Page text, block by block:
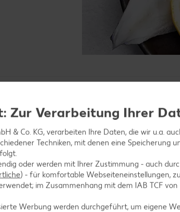
überwiegend gefangen wird. Es gibt aber auch
genannte Schwarzmeersteinbutt lebt gar im
auch gezüchtet.
Zur Verarbeitung Ihrer
& Co. KG, verarbeiten Ihre Daten, die wir u.a.
Techniken, mit denen eine Speicherung
oder werden mit Ihrer Zustimmung - auch
) - für komfortable Webseiteneinstellungen,
im Zusammenhang mit dem IAB TCF
Werbung werden durchgeführt, um eigene